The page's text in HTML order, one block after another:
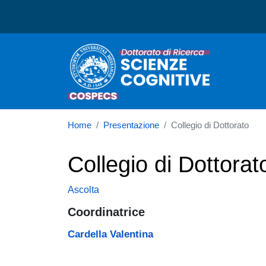
Home Presentazione Collegio di Dottorato
Collegio di
Ascolta
Coordinatrice
Cardella Valentina